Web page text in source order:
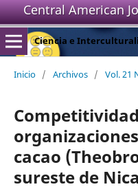
Central American
Ciencia e
Inicio / Archivos / Vol. 21
cacao
sureste de